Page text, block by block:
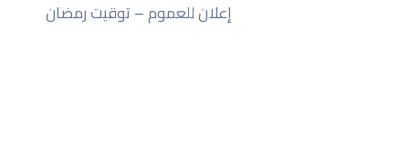
إعلان للعموم – توقيت رمضان